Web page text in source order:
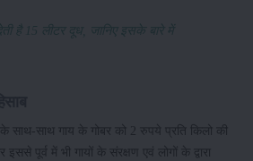
है 15 लीटर दूध, जानिए इसके बारे में
साथ-साथ गाय के गोबर को 2 रुपये प्रति किलो की
पूर्व में भी गायों के संरक्षण एवं लोगों के द्वारा